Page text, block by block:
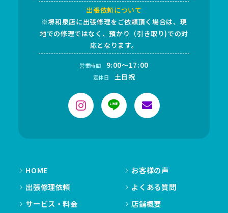
出張依頼について
※堺和泉店に出張修理をご依頼頂く場合は、現
地での修理ではなく、預かり（引き取り)での対
応となります。
営業時間 9:00～17:00
定休日 土日祝
HOME
出張修理依頼
サービス・料金
お客様の声
よくある質問
店舗概要